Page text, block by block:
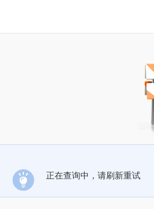
正在查询中，请刷新重试